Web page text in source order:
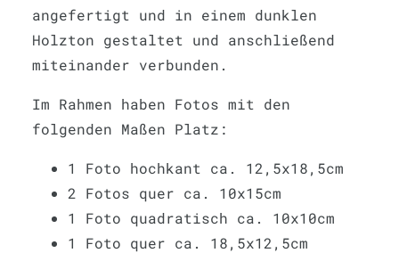
angefertigt und in einem dunklen
Holzton gestaltet und anschließend
miteinander verbunden.
Im Rahmen haben Fotos mit den
folgenden Maßen Platz:
1 Foto hochkant ca. 12,5x18,5cm
2 Fotos quer ca. 10x15cm
1 Foto quadratisch ca. 10x10cm
1 Foto quer ca. 18,5x12,5cm